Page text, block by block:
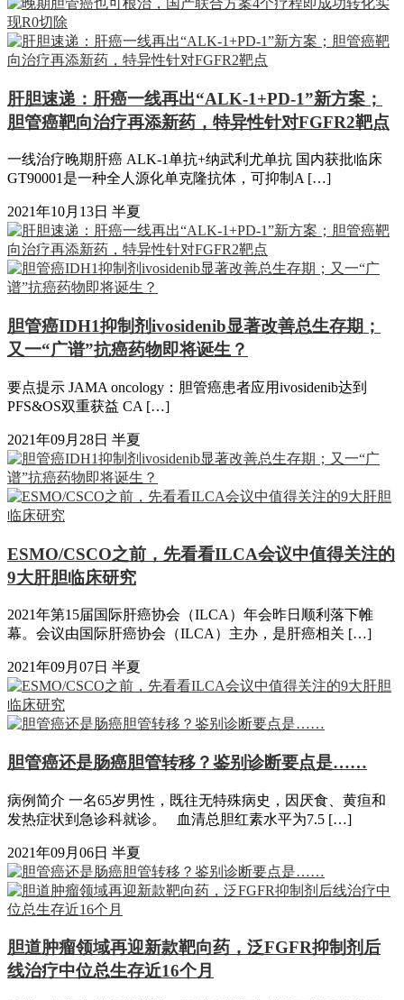
肝胆速递：肝癌一线再出“ALK-1+PD-1”新方案；
胆管癌靶向治疗再添新药，特异性针对FGFR2靶点
一线治疗晚期肝癌 ALK-1单抗+纳武利尤单抗 国内获批临床
GT90001是一种全人源化单克隆抗体，可抑制A […]
2021年10月13日 半夏
胆管癌IDH1抑制剂ivosidenib显著改善总生存期；
又一“广谱”抗癌药物即将诞生？
要点提示 JAMA oncology：胆管癌患者应用ivosidenib达到
PFS&OS双重获益 CA […]
2021年09月28日 半夏
ESMO/CSCO之前，先看看ILCA会议中值得关注的
9大肝胆临床研究
2021年第15届国际肝癌协会（ILCA）年会昨日顺利落下帷
幕。会议由国际肝癌协会（ILCA）主办，是肝癌相关 […]
2021年09月07日 半夏
胆管癌还是肠癌胆管转移？鉴别诊断要点是……
病例简介 一名65岁男性，既往无特殊病史，因厌食、黄疸和
发热症状到急诊科就诊。 血清总胆红素水平为7.5 […]
2021年09月06日 半夏
胆道肿瘤领域再迎新款靶向药，泛FGFR抑制剂后
线治疗中位总生存近16个月